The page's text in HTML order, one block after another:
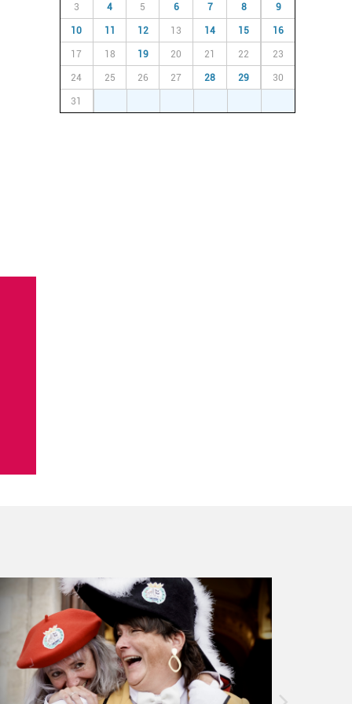
3 4 5 6 7 8 9
10 11 12 13 14 15 16
17 18 19 20 21 22 23
24 25 26 27 28 29 30
31